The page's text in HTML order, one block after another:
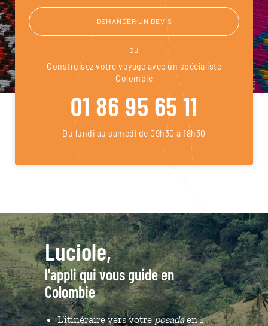
DEMANDER UN DEVIS
ou
Construisez votre voyage avec un spécialiste
Colombie
01 86 95 65 11
Du lundi au samedi de 09h30 à 18h30
Luciole,
l'appli qui vous guide en
Colombie
L’itinéraire vers votreposadaen 1